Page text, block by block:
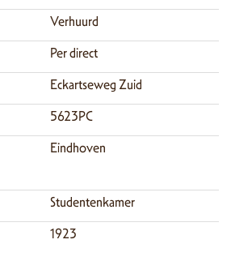
Verhuurd
Per direct
Eckartseweg Zuid
5623PC
Eindhoven
Studentenkamer
1923